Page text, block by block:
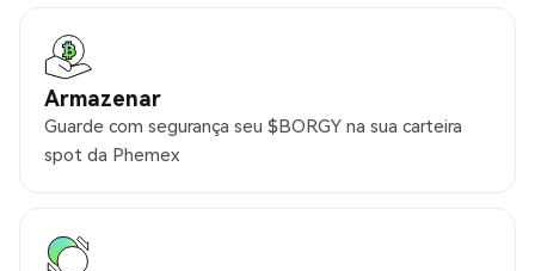
Armazenar
Guarde com segurança seu $BORGY na sua carteira
spot da Phemex